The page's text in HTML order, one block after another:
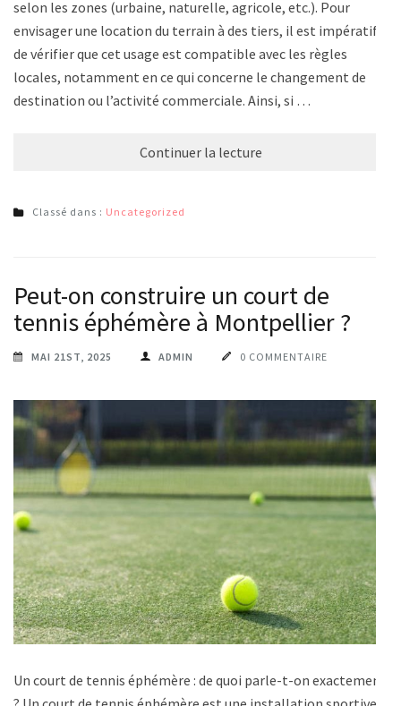
selon les zones (urbaine, naturelle, agricole, etc.). Pour
envisager une location du terrain à des tiers, il est impératif
de vérifier que cet usage est compatible avec les règles
locales, notamment en ce qui concerne le changement de
destination ou l’activité commerciale. Ainsi, si …
Continuer la lecture
Classé dans : Uncategorized
Peut-on construire un court de
tennis éphémère à Montpellier ?
MAI 21ST, 2025 ADMIN 0 COMMENTAIRE
Un court de tennis éphémère : de quoi parle-t-on exactement